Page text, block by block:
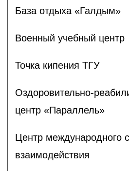
База отдыха «Галдым»
Военный учебный центр
Точка кипения ТГУ
Оздоровительно-
центр «Параллель»
Центр международного
взаимодействия